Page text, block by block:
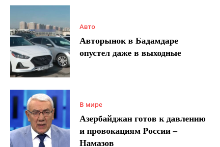
Авто
Авторынок в Бадамдаре
опустел даже в выходные
В мире
Азербайджан готов к давлению
и провокациям России –
Намазов